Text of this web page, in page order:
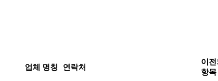
업체 명칭 연락처
이
항목